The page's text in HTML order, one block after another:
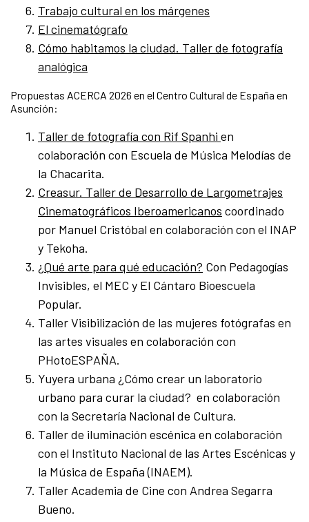
Trabajo cultural en los márgenes
El cinematógrafo
Cómo habitamos la ciudad. Taller de fotografía
analógica
Propuestas ACERCA 2026 en el Centro Cultural de España en
Asunción:
Taller de fotografía con Rif Spanhi en
colaboración con Escuela de Música Melodías de
la Chacarita.
Creasur. Taller de Desarrollo de Largometrajes
Cinematográficos Iberoamericanos coordinado
por Manuel Cristóbal en colaboración con el INAP
y Tekoha.
¿Qué arte para qué educación? Con Pedagogías
Invisibles, el MEC y El Cántaro Bioescuela
Popular.
Taller Visibilización de las mujeres fotógrafas en
las artes visuales en colaboración con
PHotoESPAÑA.
Yuyera urbana ¿Cómo crear un laboratorio
urbano para curar la ciudad? en colaboración
con la Secretaría Nacional de Cultura.
Taller de iluminación escénica en colaboración
con el Instituto Nacional de las Artes Escénicas y
la Música de España (INAEM).
Taller Academia de Cine con Andrea Segarra
Bueno.